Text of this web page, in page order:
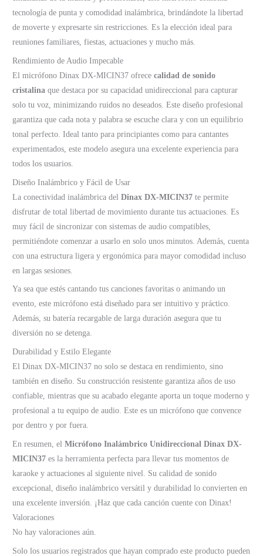
tecnología de punta y comodidad inalámbrica, brindándote la libertad
de moverte y expresarte sin restricciones. Es la elección ideal para
reuniones familiares, fiestas, actuaciones y mucho más.
Rendimiento de Audio Impecable
El micrófono Dinax DX-MICIN37 ofrececalidad de sonido
cristalina que destaca por su capacidad unidireccional para capturar
solo tu voz, minimizando ruidos no deseados. Este diseño profesional
garantiza que cada nota y palabra se escuche clara y con un equilibrio
tonal perfecto. Ideal tanto para principiantes como para cantantes
experimentados, este modelo asegura una excelente experiencia para
todos los usuarios.
Diseño Inalámbrico y Fácil de Usar
La conectividad inalámbrica delDinax DX-MICIN37 te permite
disfrutar de total libertad de movimiento durante tus actuaciones. Es
muy fácil de sincronizar con sistemas de audio compatibles,
permitiéndote comenzar a usarlo en solo unos minutos. Además, cuenta
con una estructura ligera y ergonómica para mayor comodidad incluso
en largas sesiones.
Ya sea que estés cantando tus canciones favoritas o animando un
evento, este micrófono está diseñado para ser intuitivo y práctico.
Además, su batería recargable de larga duración asegura que tu
diversión no se detenga.
Durabilidad y Estilo Elegante
El Dinax DX-MICIN37 no solo se destaca en rendimiento, sino
también en diseño. Su construcción resistente garantiza años de uso
confiable, mientras que su acabado elegante aporta un toque moderno y
profesional a tu equipo de audio. Este es un micrófono que convence
por dentro y por fuera.
En resumen, elMicrófono Inalámbrico Unidireccional Dinax DX-
MICIN37 es la herramienta perfecta para llevar tus momentos de
karaoke y actuaciones al siguiente nivel. Su calidad de sonido
excepcional, diseño inalámbrico versátil y durabilidad lo convierten en
una excelente inversión. ¡Haz que cada canción cuente con Dinax!
Valoraciones
No hay valoraciones aún.
Solo los usuarios registrados que hayan comprado este producto pueden